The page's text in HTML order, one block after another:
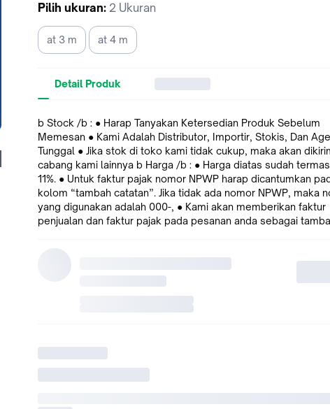
Pilih ukuran: 2 Ukuran
at 3 m at 4 m
Detail Produk
b Stock /b : ● Harap Tanyakan Ketersedian Produk Sebelum
Memesan ● Kami Adalah Distributor, Importir, Stokis, Dan
Tunggal ● Jika stok di toko kami tidak cukup, maka akan
cabang kami lainnya b Harga /b : ● Harga diatas sudah termasuk PPN
11%. ● Untuk faktur pajak nomor NPWP harap dicantumkan
kolom “tambah catatan”. Jika tidak ada nomor NPWP, maka
yang digunakan adalah 000-, ● Kami akan memberikan faktur
penjualan dan faktur pajak pada pesanan anda sebagai
- 4 m, merupakan stang las dari brand KOBEWEL yang
untuk standar kebutuhan orang Asia, terutama untuk para
Indonesia, dengan fitur-fitur mutakhir yang disematkan dari gas
nozzle hingga kebagian connector. Lebih lengkapnya simak
1.0 - 2.4 mm ● Size (Include Box) : 58 x 38 x 8 cm ● Weight
Box) : 4 kg b Perihal Produk lainnya : /b ● Untuk Pertanyaan Produk
https://www.tokopedia.com/bumi-teknik-utama/